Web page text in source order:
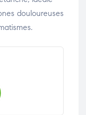
douloureuses